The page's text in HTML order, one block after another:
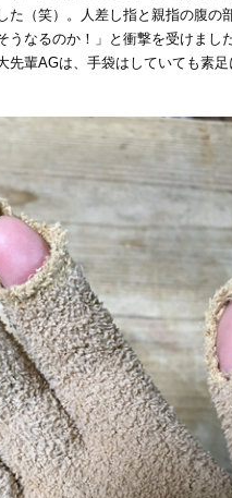
た（笑）。人差し指と親指の腹の
うなるのか！」と衝撃を受けまし
輩AGは、手袋はしていても素足